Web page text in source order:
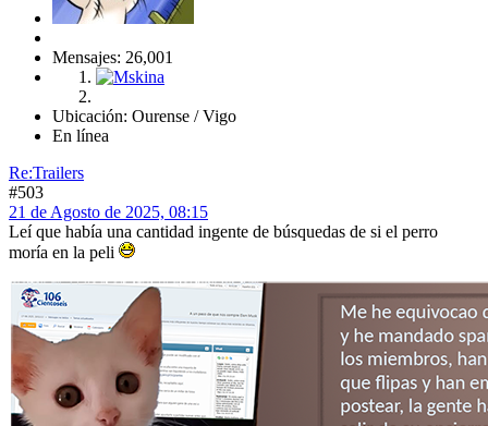
Mensajes: 26,001
Ubicación: Ourense / Vigo
En línea
Re:Trailers
#503
21 de Agosto de 2025, 08:15
Leí que había una cantidad ingente de búsquedas de si el perro
moría en la peli